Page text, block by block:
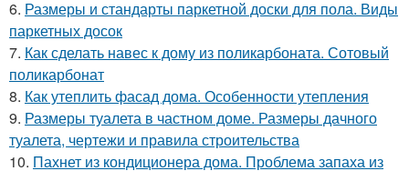
6. Размеры и стандарты паркетной доски для пола. Виды
паркетных досок
7. Как сделать навес к дому из поликарбоната. Сотовый
поликарбонат
8. Как утеплить фасад дома. Особенности утепления
9. Размеры туалета в частном доме. Размеры дачного
туалета, чертежи и правила строительства
10. Пахнет из кондиционера дома. Проблема запаха из